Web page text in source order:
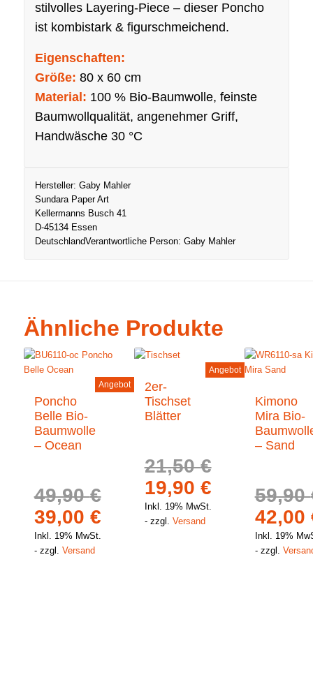
stilvolles Layering-Piece – dieser Poncho
ist kombistark & figurschmeichend.
Eigenschaften:
Größe: 80 x 60 cm
Material: 100 % Bio-Baumwolle, feinste
Baumwollqualität, angenehmer Griff,
Handwäsche 30 °C
Hersteller: Gaby Mahler
Sundara Paper Art
Kellermanns Busch 41
D-45134 Essen
DeutschlandVerantwortliche Person: Gaby Mahler
Ähnliche Produkte
Poncho
Belle Bio-
Baumwolle
– Ocean
49,90€
Ursprünglicher
Preis
war:
39,00 €Aktueller
Preis
Inkl. 19% MwSt.
zzgl. Versand
Angebot
2er-
Tischset
Blätter
21,50€
Ursprünglicher
Preis
war:
19,90 €Aktueller
Preis
19,90 €.
Inkl. 19% MwSt.
zzgl. Versand
Angebot
Kimono
Mira Bio-
– Sand
59,90
Preis
war:
42,00
Inkl. 19%
zzgl.